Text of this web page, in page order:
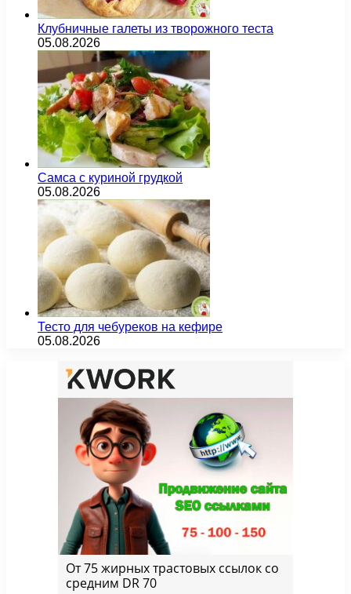
Клубничные галеты из творожного теста
05.08.2026
Самса с куриной грудкой
05.08.2026
Тесто для чебуреков на кефире
05.08.2026